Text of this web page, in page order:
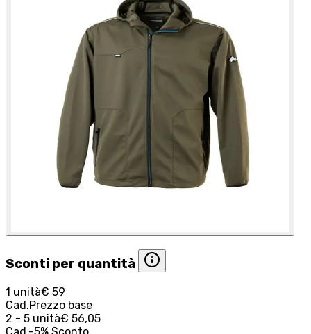
Sconti per quantità
1 unità€ 59
Cad.Prezzo base
2 - 5 unità€ 56,05
Cad. -5% Sconto